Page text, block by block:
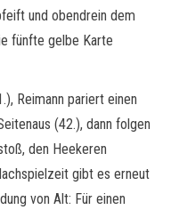
und obendrein dem
fünfte gelbe Karte
Reimann pariert einen
(42.), dann folgen
den Heekeren
gibt es erneut
von Alt: Für einen